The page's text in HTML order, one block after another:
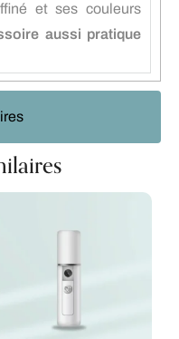
et ses couleurs
aussi pratique